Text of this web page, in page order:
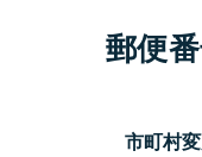
郵便
市町村